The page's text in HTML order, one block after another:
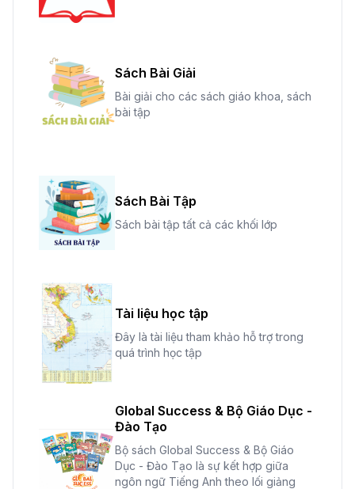
Sách Bài Giải
Bài giải cho các sách giáo khoa, sách
bài tập
Sách Bài Tập
Sách bài tập tất cả các khối lớp
Tài liệu học tập
Đây là tài liệu tham khảo hỗ trợ trong
quá trình học tập
Global Success & Bộ Giáo Dục -
Đào Tạo
Bộ sách Global Success & Bộ Giáo
Dục - Đào Tạo là sự kết hợp giữa
ngôn ngữ Tiếng Anh theo lối giảng